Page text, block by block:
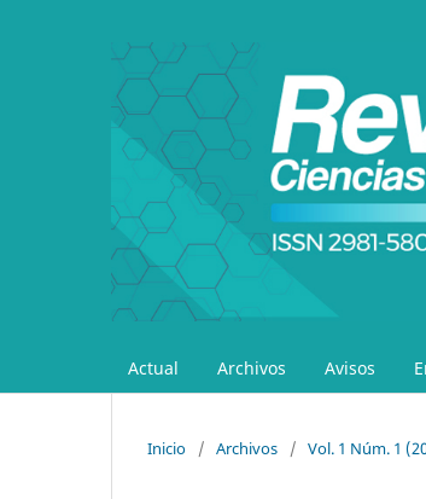
Actual Archivos Avisos
Inicio / Archivos / Vol. 1 Núm. 1